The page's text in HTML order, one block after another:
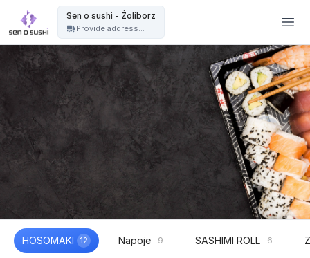
Sen o sushi - Żoliborz
Provide address...
HOSOMAKI 12 Napoje 9 SASHIMI ROLL 6